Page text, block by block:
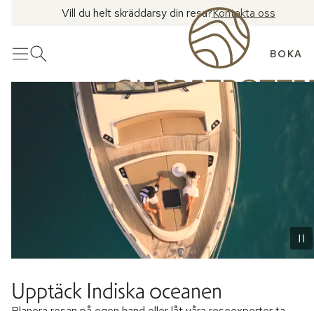
Vill du helt skräddarsy din resa?Kontakta oss
MenyÖppna sök BOKA
Upptäck Indiska oceanen